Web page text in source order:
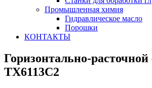
Промышленная химия
Гидравлическое масло
Порошки
КОНТАКТЫ
Горизонтально-расточной
TX6113C2